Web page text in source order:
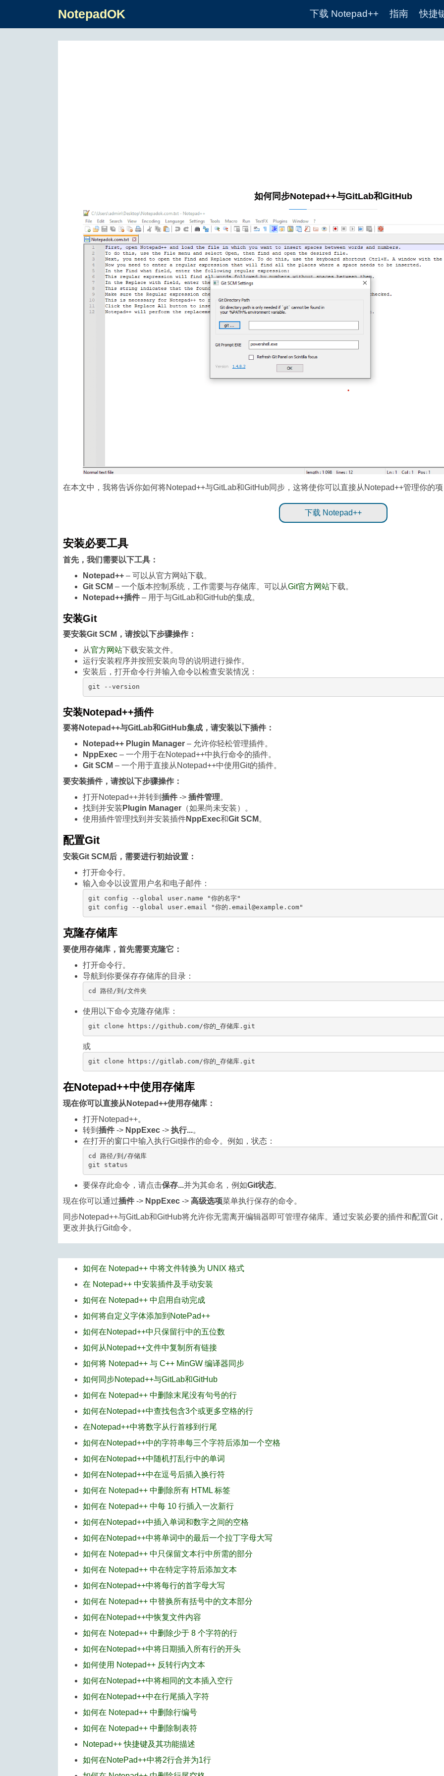
NotepadOK 下载 Notepad++ 指南 快捷
如何同步Notepad++与GitLab和GitHub
在本文中，我将告诉你如何将Notepad++与GitLab和GitHub同步，这将使你可以直接从Notepad++管理你的
下载 Notepad++
安装必要工具
首先，我们需要以下工具：
Notepad++ – 可以从官方网站下载。
Git SCM – 一个版本控制系统，工作需要与存储库。可以从Git官方网站下载。
Notepad++插件– 用于与GitLab和GitHub的集成。
安装Git
要安装Git SCM，请按以下步骤操作：
从官方网站下载安装文件。
运行安装程序并按照安装向导的说明进行操作。
安装后，打开命令行并输入命令以检查安装情况：
git --version
安装Notepad++插件
要将Notepad++与GitLab和GitHub集成，请安装以下插件：
Notepad++ Plugin Manager – 允许你轻松管理插件。
NppExec – 一个用于在Notepad++中执行命令的插件。
Git SCM – 一个用于直接从Notepad++中使用Git的插件。
要安装插件，请按以下步骤操作：
打开Notepad++并转到 插件-> 插件管理。
找到并安装 Plugin Manager （如果尚未安装）。
使用插件管理找到并安装插件NppExec和Git SCM 。
配置Git
安装Git SCM后，需要进行初始设置：
打开命令行。
输入命令以设置用户名和电子邮件：
git config --global user.name "你的名字"
git config --global user.email "你的.email@example.com"
克隆存储库
要使用存储库，首先需要克隆它：
打开命令行。
导航到你要保存存储库的目录：
cd 路径/到/文件夹
使用以下命令克隆存储库：
git clone https://github.com/你的_存储库.git
或
git clone https://gitlab.com/你的_存储库.git
在Notepad++中使用存储库
现在你可以直接从Notepad++使用存储库：
打开Notepad++。
转到 插件-> NppExec -> 执行...。
在打开的窗口中输入执行Git操作的命令。例如，状态：
cd 路径/到/存储库
git status
要保存此命令，请点击保存...并为其命名，例如Git状态。
现在你可以通过插件-> NppExec -> 高级选项菜单执行保存的命令。
同步Notepad++与GitLab和GitHub将允许你无需离开编辑器即可管理存储库。通过安装必要的插件和配置Git
更改并执行Git命令。
如何在 Notepad++ 中将文件转换为 UNIX 格式
在 Notepad++ 中安装插件及手动安装
如何在 Notepad++ 中启用自动完成
如何将自定义字体添加到NotePad++
如何在Notepad++中只保留行中的五位数
如何从Notepad++文件中复制所有链接
如何将 Notepad++ 与 C++ MinGW 编译器同步
如何同步Notepad++与GitLab和GitHub
如何在 Notepad++ 中删除末尾没有句号的行
如何在Notepad++中查找包含3个或更多空格的行
在Notepad++中将数字从行首移到行尾
如何在Notepad++中的字符串每三个字符后添加一个空格
如何在Notepad++中随机打乱行中的单词
如何在Notepad++中在逗号后插入换行符
如何在 Notepad++ 中删除所有 HTML 标签
如何在 Notepad++ 中每 10 行插入一次新行
如何在Notepad++中插入单词和数字之间的空格
如何在Notepad++中将单词中的最后一个拉丁字母大写
如何在 Notepad++ 中只保留文本行中所需的部分
如何在 Notepad++ 中在特定字符后添加文本
如何在Notepad++中将每行的首字母大写
如何在 Notepad++ 中替换所有括号中的文本部分
如何在Notepad++中恢复文件内容
如何在 Notepad++ 中删除少于 8 个字符的行
如何在Notepad++中将日期插入所有行的开头
如何使用 Notepad++ 反转行内文本
如何在Notepad++中将相同的文本插入空行
如何在Notepad++中在行尾插入字符
如何在 Notepad++ 中删除行编号
如何在 Notepad++ 中删除制表符
Notepad++ 快捷键及其功能描述
如何在NotePad++中将2行合并为1行